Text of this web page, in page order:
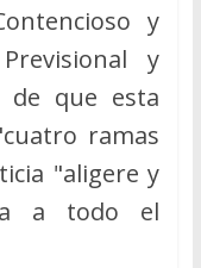
y
y
de que esta
ramas
"aligere y
a todo el